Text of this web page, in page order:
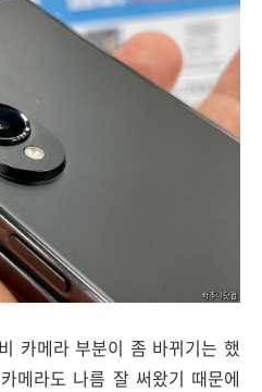
카메라 부분이 좀 바뀌기는 했
메라도 나름 잘 써왔기 때문에